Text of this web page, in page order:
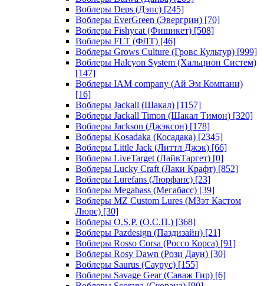
Воблеры Deps (Дэпс) [245]
Воблеры EverGreen (Эвергрин) [70]
Воблеры Fishycat (Фишикет) [508]
Воблеры FLT (ФЛТ) [46]
Воблеры Grows Culture (Гровс Культур) [999]
Воблеры Halcyon System (Хальцион Систем)
[147]
Воблеры IAM company (Ай Эм Компани)
[16]
Воблеры Jackall (Шакал) [1157]
Воблеры Jackall Timon (Шакал Тимон) [320]
Воблеры Jackson (Джэксон) [178]
Воблеры Kosadaka (Косадака) [2345]
Воблеры Little Jack (Литтл Джэк) [66]
Воблеры LiveTarget (ЛайвТаргет) [0]
Воблеры Lucky Craft (Лаки Крафт) [852]
Воблеры Lurefans (Люрфанс) [23]
Воблеры Megabass (Мегабасс) [39]
Воблеры MZ Custom Lures (МЗэт Кастом
Люрс) [30]
Воблеры O.S.P. (О.С.П.) [368]
Воблеры Pazdesign (Паздизайн) [21]
Воблеры Rosso Corsa (Россо Корса) [91]
Воблеры Rosy Dawn (Рози Даун) [30]
Воблеры Saurus (Саурус) [155]
Воблеры Savage Gear (Саваж Гир) [6]